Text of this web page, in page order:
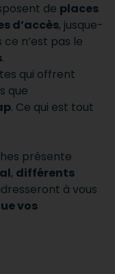
de places
d’accès, jusque-
n’est pas le
.
qui offrent
que
. Ce qui est tout
présente
, différents
à vous
vos